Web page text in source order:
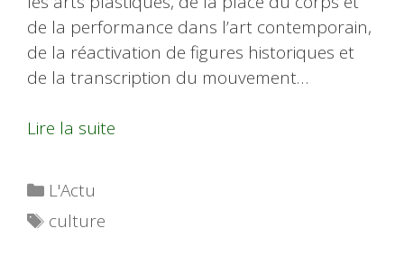
de la performance dans l’art contemporain,
de la réactivation de figures historiques et
de la transcription du mouvement…
Lire la suite
Catégories
L'Actu
Étiquettes
culture